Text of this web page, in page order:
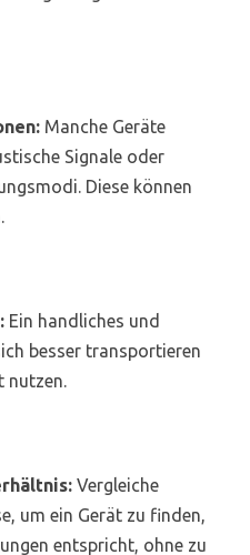
Manche Geräte
Signale oder
Diese können
Ein handliches und
besser transportieren
nutzen.
Vergleiche
um ein Gerät zu finden,
entspricht, ohne zu